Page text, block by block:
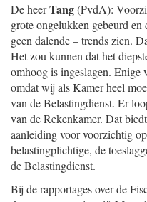
De heerTang(PvdA):
grote ongelukken gebeurd
geen dalende – trends zien.
Het zou kunnen dat het
omhoog is ingeslagen. Enige
omdat wij als Kamer heel
van de Belastingdienst. Er
van de Rekenkamer. Dat
aanleiding voor voorzichtig
belastingplichtige, de
de Belastingdienst.
Bij de rapportages over de